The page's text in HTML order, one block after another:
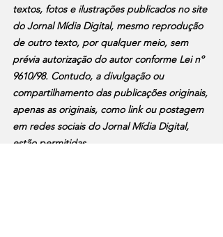
textos, fotos e ilustrações publicados no site
do Jornal Mídia Digital, mesmo reprodução
de outro texto, por qualquer meio, sem
prévia autorização do autor conforme Lei nº
9610/98. Contudo, a divulgação ou
compartilhamento das publicações originais,
apenas as originais, como link ou postagem
em redes sociais do Jornal Mídia Digital,
estão permitidas.